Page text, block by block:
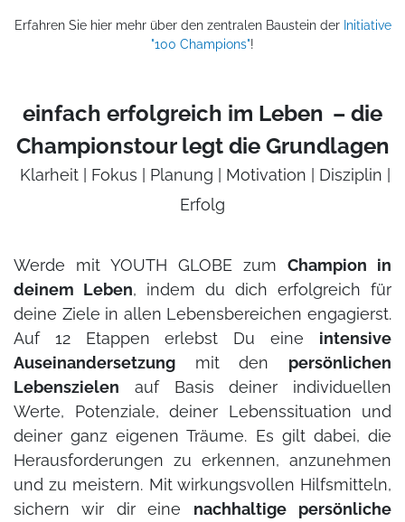
Erfahren Sie hier mehr über den zentralen Baustein der Initiative
"100 Champions"!
einfach erfolgreich im Leben – die
Championstour legt die Grundlagen
Klarheit | Fokus | Planung | Motivation | Disziplin |
Erfolg
Werde mit YOUTH GLOBE zum Champion in
deinem Leben, indem du dich erfolgreich für
deine Ziele in allen Lebensbereichen engagierst.
Auf 12 Etappen erlebst Du eine intensive
Auseinandersetzung mit den persönlichen
Lebenszielen auf Basis deiner individuellen
Werte, Potenziale, deiner Lebenssituation und
deiner ganz eigenen Träume. Es gilt dabei, die
Herausforderungen zu erkennen, anzunehmen
und zu meistern. Mit wirkungsvollen Hilfsmitteln,
sichern wir dir eine nachhaltige persönliche